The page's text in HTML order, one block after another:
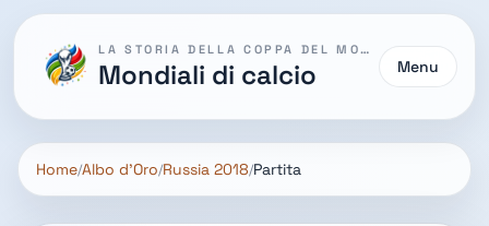
LA STORIA DELLA COPPA DEL MONDO
Mondiali di calcio Menu
Home Albo d'Oro Russia 2018 Partita